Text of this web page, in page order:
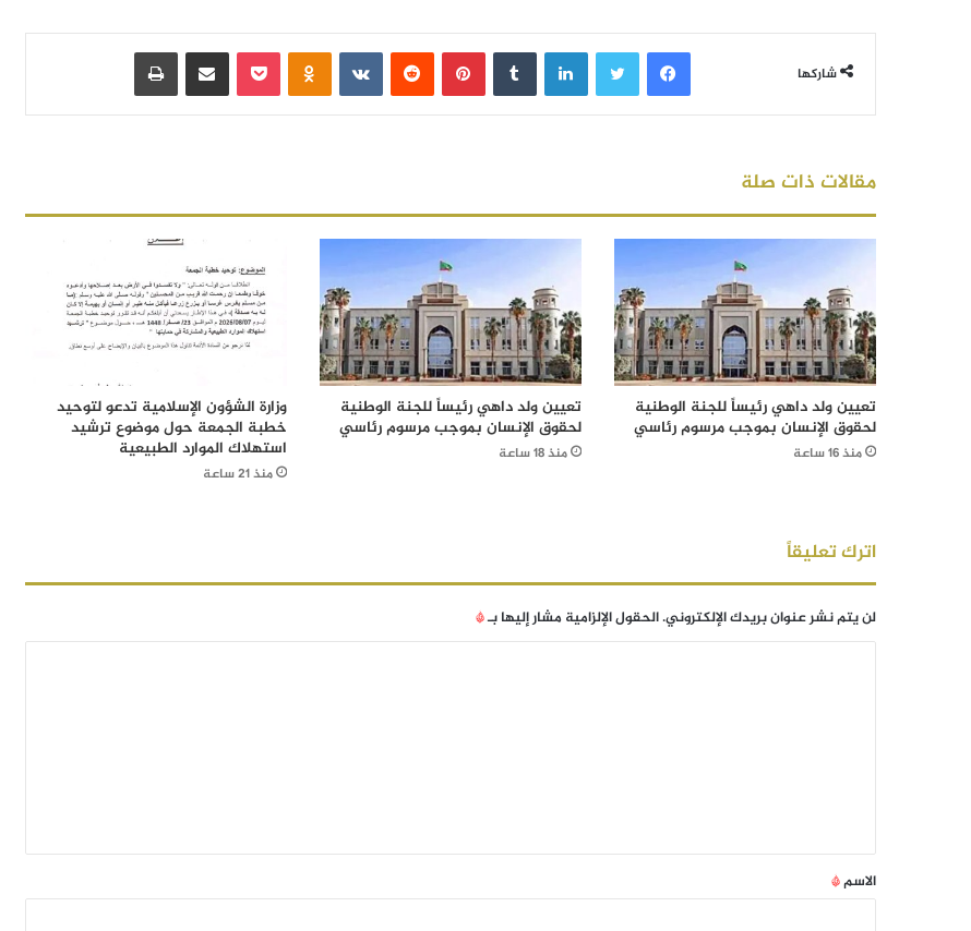
شاركها
فيسبوك لينكدإن بينتيريست بوكيت مشاركة عبر البريد
مقالات ذات صلة
تعيين ولد داهي رئيساً للجنة الوطنية
لحقوق الإنسان بموجب مرسوم رئاسي
منذ 16 ساعة
تعيين ولد داهي رئيساً للجنة الوطنية
لحقوق الإنسان بموجب مرسوم رئاسي
منذ 18 ساعة
وزارة الشؤون الإسلامية تدعو لتوحيد
خطبة الجمعة حول موضوع ترشيد
استهلاك الموارد الطبيعية
منذ 21 ساعة
اترك تعليقاً
لن يتم نشر عنوان بريدك الإلكتروني.الحقول الإلزامية مشار إليها بـ*
الاسم*